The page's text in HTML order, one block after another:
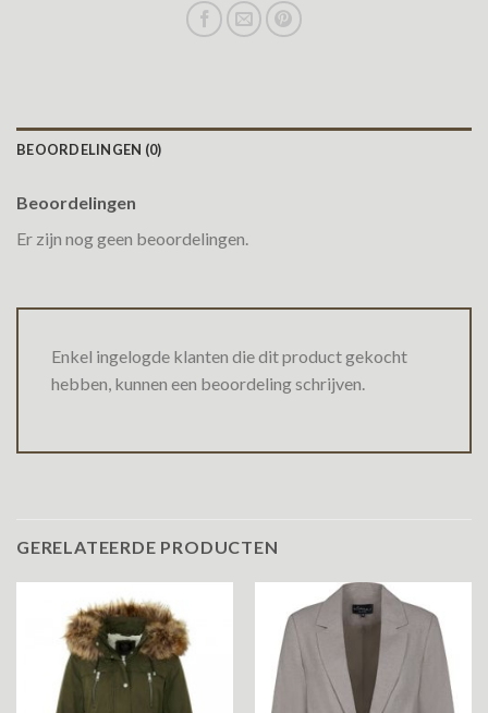
BEOORDELINGEN (0)
Beoordelingen
Er zijn nog geen beoordelingen.
Enkel ingelogde klanten die dit product gekocht
hebben, kunnen een beoordeling schrijven.
GERELATEERDE PRODUCTEN